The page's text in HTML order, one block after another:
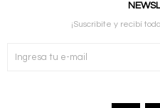
¡Suscribite y recibí